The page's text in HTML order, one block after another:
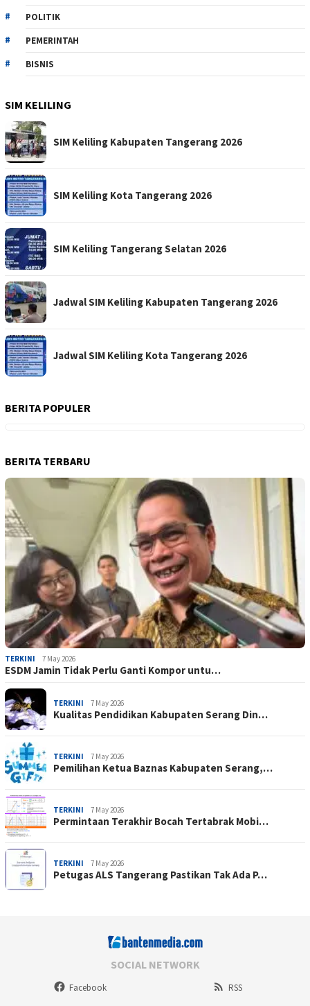
POLITIK
PEMERINTAH
BISNIS
SIM KELILING
SIM Keliling Kabupaten Tangerang 2026
SIM Keliling Kota Tangerang 2026
SIM Keliling Tangerang Selatan 2026
Jadwal SIM Keliling Kabupaten Tangerang 2026
Jadwal SIM Keliling Kota Tangerang 2026
BERITA POPULER
BERITA TERBARU
TERKINI 7 May 2026
ESDM Jamin Tidak Perlu Ganti Kompor untu…
TERKINI 7 May 2026
Kualitas Pendidikan Kabupaten Serang Din…
TERKINI 7 May 2026
Pemilihan Ketua Baznas Kabupaten Serang,…
TERKINI 7 May 2026
Permintaan Terakhir Bocah Tertabrak Mobi…
TERKINI 7 May 2026
Petugas ALS Tangerang Pastikan Tak Ada P…
SOCIAL NETWORK
Facebook RSS